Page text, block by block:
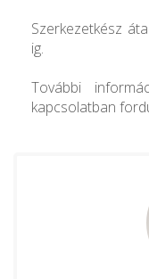
Szerkezetkész
ig.
További
kapcsolatban